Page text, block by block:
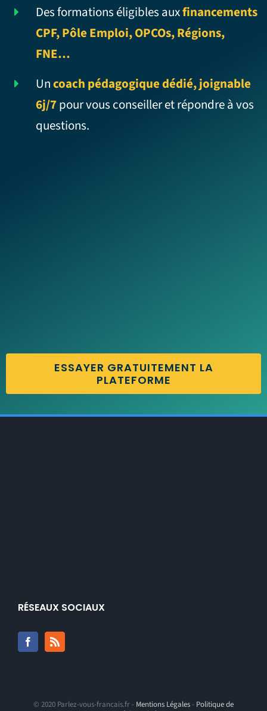
Des formations éligibles auxfinancements
CPF, Pôle Emploi, OPCOs, Régions,
FNE…
Uncoach pédagogique dédié, joignable
6j/7pour vous conseiller et répondre à vos
questions.
ESSAYER GRATUITEMENT LA
PLATEFORME
RÉSEAUX SOCIAUX
© 2020 Parlez-vous-francais.fr - Mentions Légales- Politique de